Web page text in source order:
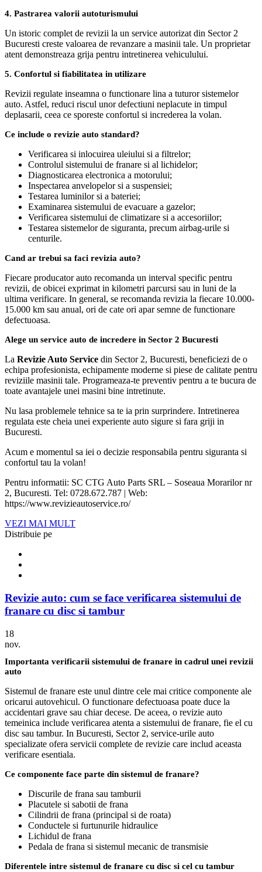
4. Pastrarea valorii autoturismului
Un istoric complet de revizii la un service autorizat din Sector 2
Bucuresti creste valoarea de revanzare a masinii tale. Un proprietar
atent demonstreaza grija pentru intretinerea vehiculului.
5. Confortul si fiabilitatea in utilizare
Revizii regulate inseamna o functionare lina a tuturor sistemelor
auto. Astfel, reduci riscul unor defectiuni neplacute in timpul
deplasarii, ceea ce sporeste confortul si increderea la volan.
Ce include o revizie auto standard?
Verificarea si inlocuirea uleiului si a filtrelor;
Controlul sistemului de franare si al lichidelor;
Diagnosticarea electronica a motorului;
Inspectarea anvelopelor si a suspensiei;
Testarea luminilor si a bateriei;
Examinarea sistemului de evacuare a gazelor;
Verificarea sistemului de climatizare si a accesoriilor;
Testarea sistemelor de siguranta, precum airbag-urile si
centurile.
Cand ar trebui sa faci revizia auto?
Fiecare producator auto recomanda un interval specific pentru
revizii, de obicei exprimat in kilometri parcursi sau in luni de la
ultima verificare. In general, se recomanda revizia la fiecare 10.000-
15.000 km sau anual, ori de cate ori apar semne de functionare
defectuoasa.
Alege un service auto de incredere in Sector 2 Bucuresti
La Revizie Auto Service din Sector 2, Bucuresti, beneficiezi de o
echipa profesionista, echipamente moderne si piese de calitate pentru
reviziile masinii tale. Programeaza-te preventiv pentru a te bucura de
toate avantajele unei masini bine intretinute.
Nu lasa problemele tehnice sa te ia prin surprindere. Intretinerea
regulata este cheia unei experiente auto sigure si fara griji in
Bucuresti.
Acum e momentul sa iei o decizie responsabila pentru siguranta si
confortul tau la volan!
Pentru informatii: SC CTG Auto Parts SRL – Soseaua Morarilor nr
2, Bucuresti. Tel: 0728.672.787 | Web:
https://www.revizieautoservice.ro/
VEZI MAI MULT
Distribuie pe
Revizie auto: cum se face verificarea sistemului de
franare cu disc si tambur
18
nov.
Importanta verificarii sistemului de franare in cadrul unei revizii
auto
Sistemul de franare este unul dintre cele mai critice componente ale
oricarui autovehicul. O functionare defectuoasa poate duce la
accidentari grave sau chiar decese. De aceea, o revizie auto
temeinica include verificarea atenta a sistemului de franare, fie el cu
disc sau tambur. In Bucuresti, Sector 2, service-urile auto
specializate ofera servicii complete de revizie care includ aceasta
verificare esentiala.
Ce componente face parte din sistemul de franare?
Discurile de frana sau tamburii
Placutele si sabotii de frana
Cilindrii de frana (principal si de roata)
Conductele si furtunurile hidraulice
Lichidul de frana
Pedala de frana si sistemul mecanic de transmisie
Diferentele intre sistemul de franare cu disc si cel cu tambur